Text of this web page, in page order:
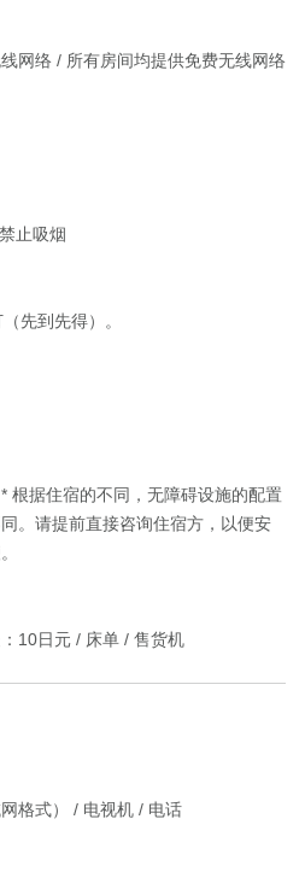
网络 / 所有房间均提供免费无线网络
止吸烟
先到先得）。
根据住宿的不同，无障碍设施的配置
。请提前直接咨询住宿方，以便安
10日元 / 床单 / 售货机
格式） / 电视机 / 电话